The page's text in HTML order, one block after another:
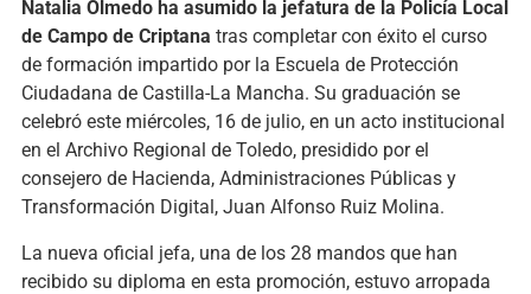
Natalia Olmedo ha asumido la jefatura de la Policía Local
de Campo de Criptana tras completar con éxito el curso
de formación impartido por la Escuela de Protección
Ciudadana de Castilla-La Mancha. Su graduación se
celebró este miércoles, 16 de julio, en un acto institucional
en el Archivo Regional de Toledo, presidido por el
consejero de Hacienda, Administraciones Públicas y
Transformación Digital, Juan Alfonso Ruiz Molina.
La nueva oficial jefa, una de los 28 mandos que han
recibido su diploma en esta promoción, estuvo arropada